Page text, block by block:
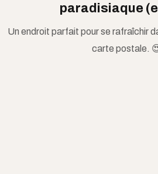
paradisiaque
Un endroit parfait pour se rafraîchir
carte postale.